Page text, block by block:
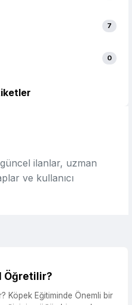
7
0
ilanlar, uzman
ve kullanıcı
Öğretilir?
Köpek Eğitiminde Önemli bir